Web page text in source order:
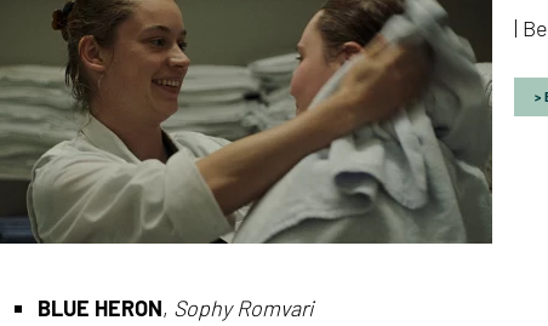
|
BLUE HERON, Sophy Romvari